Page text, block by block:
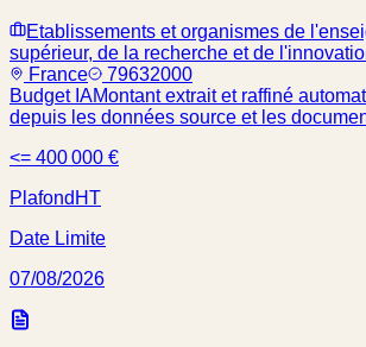
Etablissements et organismes de
supérieur, de la recherche et de
France
79632000
Budget IAMontant extrait et raffiné
depuis les données source et les
<= 400 000 €
Plafond HT
Date Limite
07/08/2026